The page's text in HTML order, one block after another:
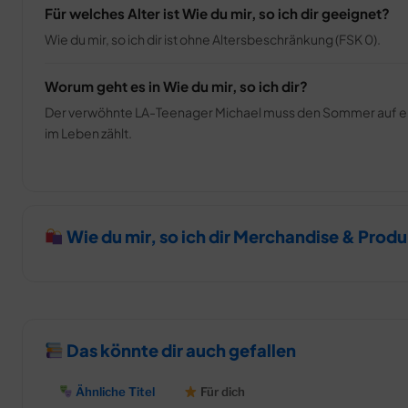
Für welches Alter ist Wie du mir, so ich dir geeignet?
Wie du mir, so ich dir ist ohne Altersbeschränkung (FSK 0).
Worum geht es in Wie du mir, so ich dir?
Der verwöhnte LA-Teenager Michael muss den Sommer
im Leben zählt.
Wie du mir, so ich dir Merchandise &
Das könnte dir auch gefallen
Ähnliche Titel Für dich